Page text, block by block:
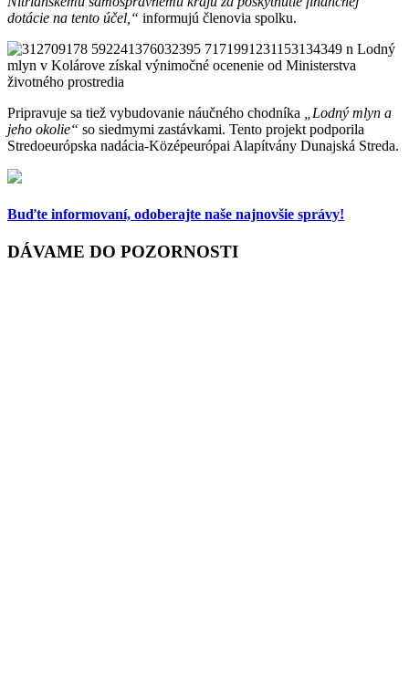
dotácie na tento účel,“ informujú členovia spolku.
Pripravuje sa tiež vybudovanie náučného chodníka
„Lodný mlyn a
jeho okolie“ so siedmymi zastávkami. Tento projekt podporila
Stredoeurópska nadácia-Középeurópai Alapítvány Dunajská Streda.
Buďte informovaní, odoberajte naše najnovšie správy!
DÁVAME DO POZORNOSTI